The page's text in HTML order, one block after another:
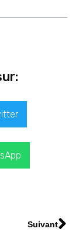
Suivant